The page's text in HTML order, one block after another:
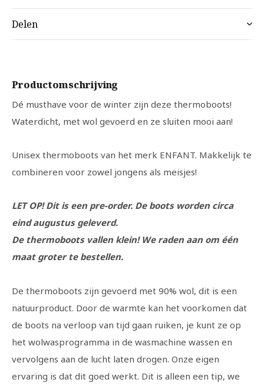
Delen
Productomschrijving
Dé musthave voor de winter zijn deze thermoboots!
Waterdicht, met wol gevoerd en ze sluiten mooi aan!
Unisex thermoboots van het merk ENFANT. Makkelijk te
combineren voor zowel jongens als meisjes!
LET OP! Dit is een pre-order. De boots worden circa
eind augustus geleverd.
De thermoboots vallen klein! We raden aan om één
maat groter te bestellen.
De thermoboots zijn gevoerd met 90% wol, dit is een
natuurproduct. Door de warmte kan het voorkomen dat
de boots na verloop van tijd gaan ruiken, je kunt ze op
het wolwasprogramma in de wasmachine wassen en
vervolgens aan de lucht laten drogen. Onze eigen
ervaring is dat dit goed werkt. Dit is alleen een tip, we